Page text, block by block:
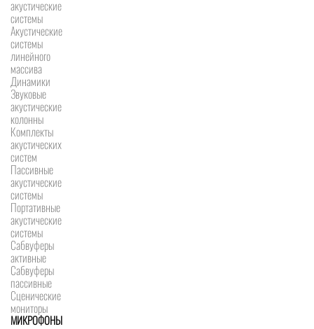
акустические
системы
Акустические
системы
линейного
массива
Динамики
Звуковые
акустические
колонны
Комплекты
акустических
систем
Пассивные
акустические
системы
Портативные
акустические
системы
Сабвуферы
активные
Сабвуферы
пассивные
Сценические
мониторы
МИКРОФОНЫ